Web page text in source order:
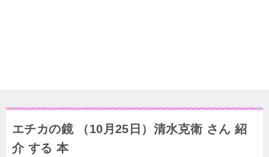
エチカの鏡 （10月25日）清水克衛 さん 紹
介 する 本